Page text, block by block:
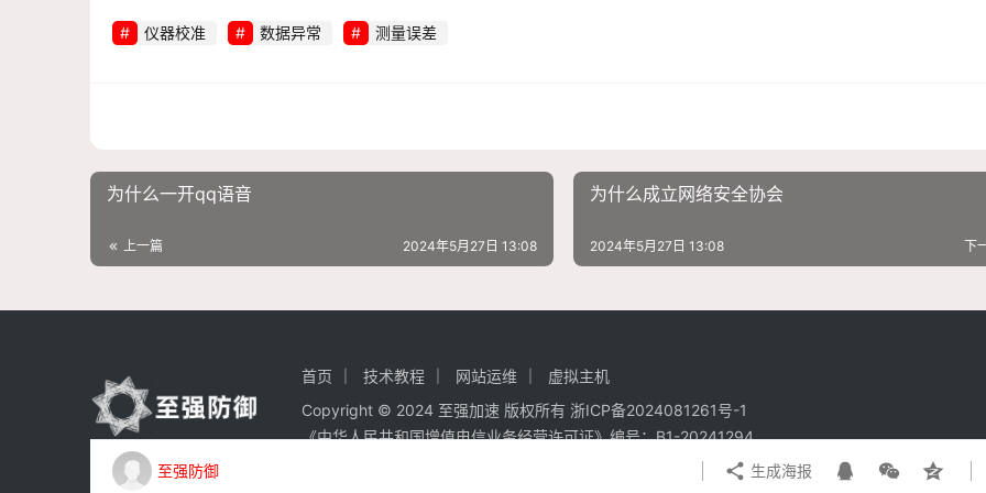
仪器校准 数据异常 测量误差
至强防御 生成海报
为什么一开qq语音
上一篇 2024年5月27日 13:08
为什么成立网络安全协会
下
2024年5月27日 13:08
首页 技术教程 网站运维
虚拟主机
Copyright © 2024 至强加速 版权所有 浙ICP备2024081261号-1
《中华人民共和国增值电信业务经营许可证》编号：B1-20241294